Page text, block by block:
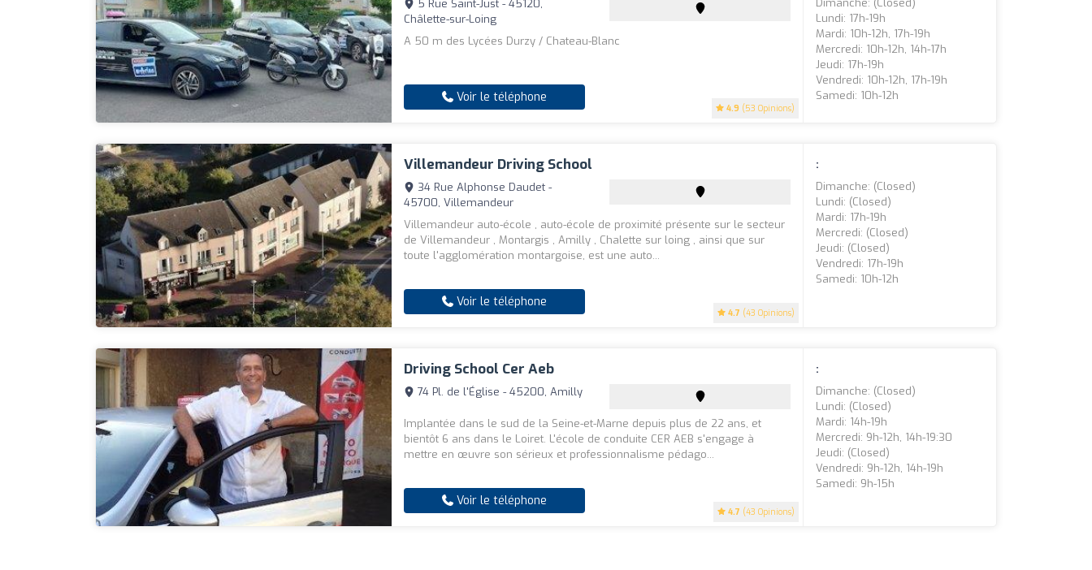
4.9 (53 Opinions)
5 Rue Saint-Just - 45120,
Châlette-sur-Loing
A 50 m des Lycées Durzy / Chateau-Blanc
Voir le téléphone
Dimanche: (closed)
Lundi: 17h-19h
Mardi: 10h-12h, 17h-19h
Mercredi: 10h-12h, 14h-17h
Jeudi: 17h-19h
Vendredi: 10h-12h, 17h-19h
Samedi: 10h-12h
Villemandeur Driving School
4.7 (43 Opinions)
34 Rue Alphonse Daudet -
45700, Villemandeur
Villemandeur auto-école , auto-école de proximité présente sur le secteur
de Villemandeur , Montargis , Amilly , Chalette sur loing , ainsi que sur
toute l'agglomération montargoise, est une auto...
Voir le téléphone
:
Dimanche: (closed)
Lundi: (closed)
Mardi: 17h-19h
Mercredi: (closed)
Jeudi: (closed)
Vendredi: 17h-19h
Samedi: 10h-12h
Driving School Cer Aeb
4.7 (43 Opinions)
74 Pl. de l'Église - 45200, Amilly
Implantée dans le sud de la Seine-et-Marne depuis plus de 22 ans, et
bientôt 6 ans dans le Loiret. L'école de conduite CER AEB s'engage à
mettre en œuvre son sérieux et professionnalisme pédago...
Voir le téléphone
:
Dimanche: (closed)
Lundi: (closed)
Mardi: 14h-19h
Mercredi: 9h-12h, 14h-19:30
Jeudi: (closed)
Vendredi: 9h-12h, 14h-19h
Samedi: 9h-15h